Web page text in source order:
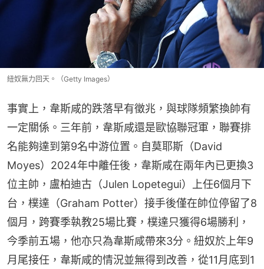
紐奴無力回天。（Getty Images）
事實上，韋斯咸的跌落早有徵兆，與球隊頻繁換帥有
一定關係。三年前，韋斯咸還是歐協聯冠軍，聯賽排
名能夠達到第9名中游位置。自莫耶斯（David
Moyes）2024年中離任後，韋斯咸在兩年內已更換3
位主帥，盧柏迪古（Julen Lopetegui）上任6個月下
台，樸達（Graham Potter）接手後僅在帥位停留了8
個月，跨賽季執教25場比賽，樸達只獲得6場勝利，
今季前五場，他亦只為韋斯咸帶來3分。紐奴於上年9
月尾接任，韋斯咸的情況並無得到改善，從11月底到1